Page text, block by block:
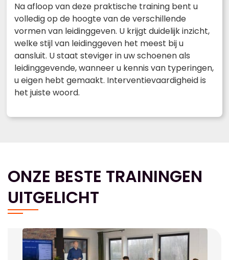
Na afloop van deze praktische training bent u
volledig op de hoogte van de verschillende
vormen van leidinggeven. U krijgt duidelijk inzicht,
welke stijl van leidinggeven het meest bij u
aansluit. U staat steviger in uw schoenen als
leidinggevende, wanneer u kennis van typeringen,
u eigen hebt gemaakt. Interventievaardigheid is
het juiste woord.
ONZE BESTE TRAININGEN
UITGELICHT